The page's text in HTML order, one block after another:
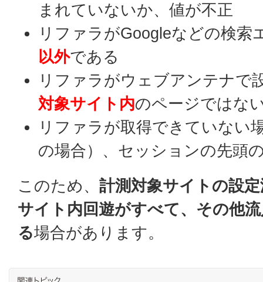
まれていないか、値が不正
リファラがGoogleなどの検索
以外である
リファラがウェブアンテナで
対象サイト内のページではな
リファラが取得できていない
の場合）、セッションの先頭
このため、 計測対象サイトの設
サイト内回遊がすべて、その他
る場合があります。